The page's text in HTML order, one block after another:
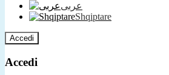
عربى
Shqiptare
Accedi
Accedi